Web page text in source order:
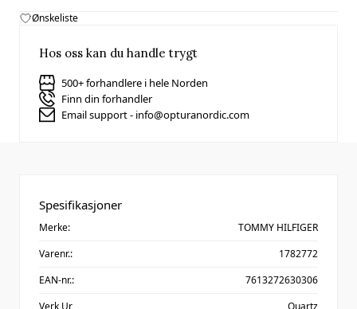
Ønskeliste
Hos oss kan du handle trygt
500+ forhandlere i hele Norden
Finn din forhandler
Email support - info@opturanordic.com
Spesifikasjoner
Merke:
TOMMY HILFIGER
Varenr.:
1782772
EAN-nr.:
7613272630306